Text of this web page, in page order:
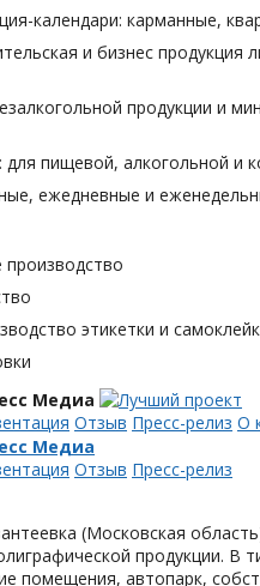
календари: карманные,
и бизнес
продукции и
для пищевой, алкогольной
ежедневные и
этикетки и
Медиа
Отзыв Пресс-релиз О
Медиа
Отзыв Пресс-релиз
(Московская
продукции. В
помещения, автопарк,